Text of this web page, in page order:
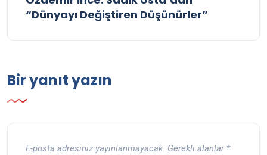
“Dünyayı Değiştiren Düşünürler”
Bir yanıt yazın
E-posta adresiniz yayınlanmayacak. Gerekli alanlar *